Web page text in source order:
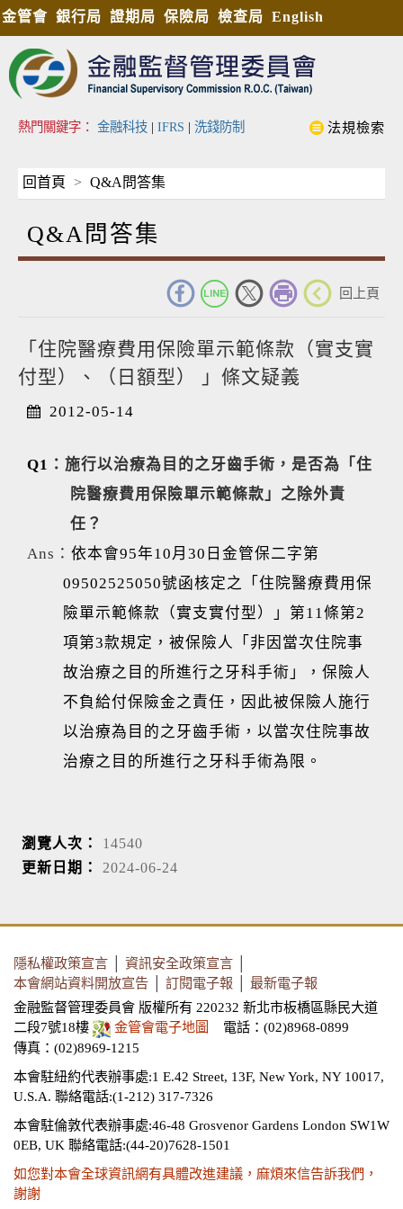
金管會 銀行局 證期局 保險局 檢查局 English
熱門關鍵字： 金融科技 | IFRS | 洗錢防制 法規檢索
回首頁 Q&A問答集
Q&A問答集
回上頁
「住院醫療費用保險單示範條款（實支實
付型）、（日額型） 」條文疑義
2012-05-14
Q1 ：施行以治療為目的之牙齒手術，是否為「住
院醫療費用保險單示範條款」之除外責
任？
Ans ： 依本會95年10月30日金管保二字第
09502525050號函核定之「住院醫療費用保
險單示範條款（實支實付型）」第11條第2
項第3款規定，被保險人「非因當次住院事
故治療之目的所進行之牙科手術」，保險人
不負給付保險金之責任，因此被保險人施行
以治療為目的之牙齒手術，以當次住院事故
治療之目的所進行之牙科手術為限。
瀏覽人次： 14540
更新日期： 2024-06-24
隱私權政策宣言 資訊安全政策宣言
本會網站資料開放宣告
訂閱電子報
最新電子報
金融監督管理委員會 版權所有 220232 新北市板橋區縣民大道
二段7號18樓
金管會電子地圖
電話：(02)8968-0899
傳真：(02)8969-1215
本會駐紐約代表辦事處:1 E.42 Street, 13F, New York, NY 10017,
U.S.A. 聯絡電話:(1-212) 317-7326
本會駐倫敦代表辦事處:46-48 Grosvenor Gardens London SW1W
0EB, UK 聯絡電話:(44-20)7628-1501
如您對本會全球資訊網有具體改進建議，麻煩來信告訴我們，
謝謝